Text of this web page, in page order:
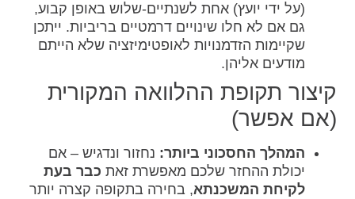
(על ידי יועץ) אחת לשנתיים-שלוש באופן קבוע,
גם אם לא חלו שינויים דרמטיים בריביות. ייתכן
שקיימות הזדמנויות לאופטימיזציה שלא הייתם
מודעים אליהן.
קיצור תקופת ההלוואה המקורית
(אם אפשר)
המהלך החסכוני ביותר: נחזור ונדגיש – אם
יכולת ההחזר שלכם מאפשרת זאת כבר בעת
לקיחת המשכנתא, בחירה בתקופה קצרה יותר